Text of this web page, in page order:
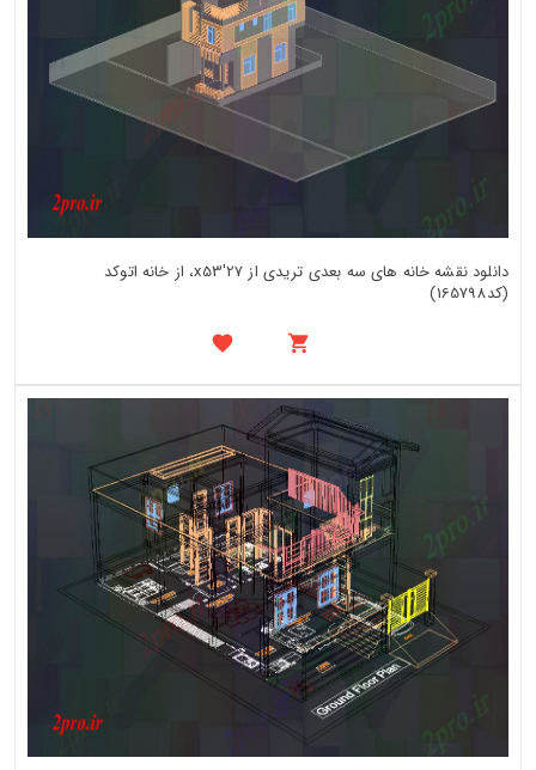
دانلود نقشه خانه های سه بعدی تریدی از 27'x53، از خانه اتوکد
(کد165798)